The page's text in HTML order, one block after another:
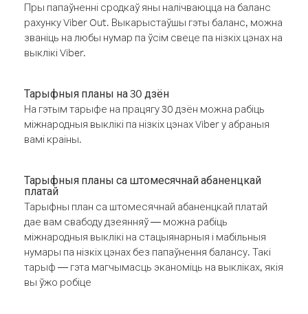
Пры папаўненні сродкаў яны налічваюцца на баланс
рахунку Viber Out. Выкарыстаўшы гэты баланс, можна
званіць на любы нумар па ўсім свеце па нізкіх цэнах на
выклікі Viber.
Тарыфныя планы на 30 дзён
На гэтым тарыфе на працягу 30 дзён можна рабіць
міжнародныя выклікі па нізкіх цэнах Viber у абраныя
вамі краіны.
Тарыфныя планы са штомесячнай абаненцкай
платай
Тарыфны план са штомесячнай абаненцкай платай
дае вам свабоду дзеянняў — можна рабіць
міжнародныя выклікі на стацыянарныя і мабільныя
нумары па нізкіх цэнах без папаўнення балансу. Такі
тарыф — гэта магчымасць эканоміць на выкліках, якія
вы ўжо робіце